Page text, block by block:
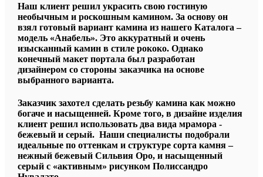
Наш клиент решил украсить свою гостиную
необычным и роскошным камином. За основу он
взял готовый вариант камина из нашего Каталога –
модель «Анабель». Это аккуратный и очень
изысканный камин в стиле рококо. Однако
конечный макет портала был разработан
дизайнером со стороны заказчика на основе
выбранного варианта.
Заказчик захотел сделать резьбу камина как можно
богаче и насыщенней. Кроме того, в дизайне изделия
клиент решил использовать два вида мрамора -
бежевый и серый. Наши специалисты подобрали
идеальные по оттенкам и структуре сорта камня –
нежный бежевый Сильвия Оро, и насыщенный
серый с «активным» рисунком Полиссандро